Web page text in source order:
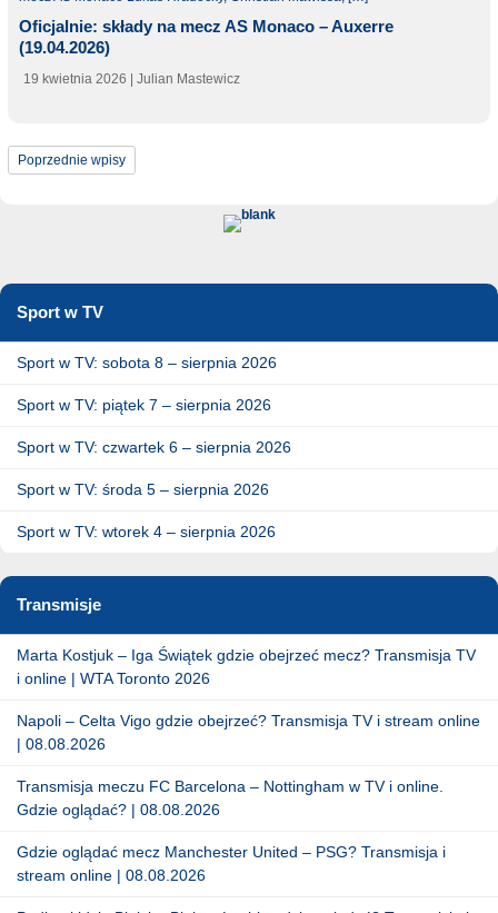
Oficjalnie: składy na mecz AS Monaco – Auxerre
(19.04.2026)
19 kwietnia 2026 | Julian Mastewicz
Poprzednie wpisy
Sport w TV
Sport w TV: sobota 8 – sierpnia 2026
Sport w TV: piątek 7 – sierpnia 2026
Sport w TV: czwartek 6 – sierpnia 2026
Sport w TV: środa 5 – sierpnia 2026
Sport w TV: wtorek 4 – sierpnia 2026
Transmisje
Marta Kostjuk – Iga Świątek gdzie obejrzeć mecz? Transmisja TV
i online | WTA Toronto 2026
Napoli – Celta Vigo gdzie obejrzeć? Transmisja TV i stream online
| 08.08.2026
Transmisja meczu FC Barcelona – Nottingham w TV i online.
Gdzie oglądać? | 08.08.2026
Gdzie oglądać mecz Manchester United – PSG? Transmisja i
stream online | 08.08.2026